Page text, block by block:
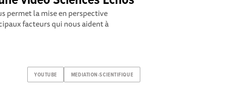
permet la mise en perspective
facteurs qui nous aident à
YOUTUBE MEDIATION-SCIENTIFIQUE